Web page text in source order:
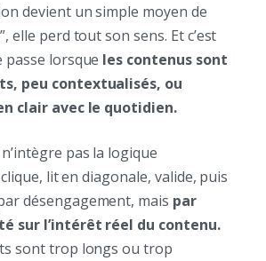
devient un simple moyen de
elle perd tout son sens. Et c’est
passe lorsque les contenus sont
peu contextualisés, ou
clair avec le quotidien.
pas la logique
lit en diagonale, valide, puis
désengagement, mais par
sur l’intérêt réel du contenu.
sont trop longs ou trop